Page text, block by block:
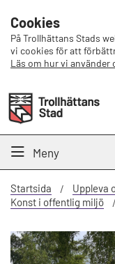
Cookies
På Trollhättans Stads
vi cookies för att
Läs om hur vi använder
Meny
Startsida Uppleva
Konst i offentlig miljö